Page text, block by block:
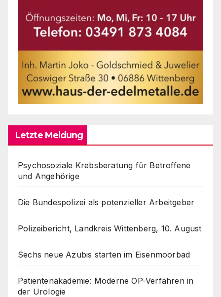
Letzte Meldung
Psychosoziale Krebsberatung für Betroffene
und Angehörige
Die Bundespolizei als potenzieller Arbeitgeber
Polizeibericht, Landkreis Wittenberg, 10. August
Sechs neue Azubis starten im Eisenmoorbad
Patientenakademie: Moderne OP-Verfahren in
der Urologie